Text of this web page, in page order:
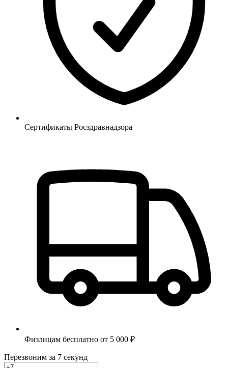
Сертификаты Росздравнадзора
Физлицам бесплатно от 5 000 ₽
Перезвоним за 7 секунд